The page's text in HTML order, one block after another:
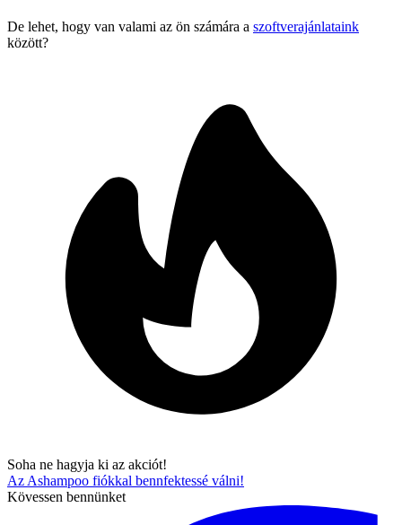
De lehet, hogy van valami az ön számára a szoftverajánlataink
között?
Soha ne hagyja ki az akciót!
Az Ashampoo fiókkal bennfektessé válni!
Kövessen bennünket